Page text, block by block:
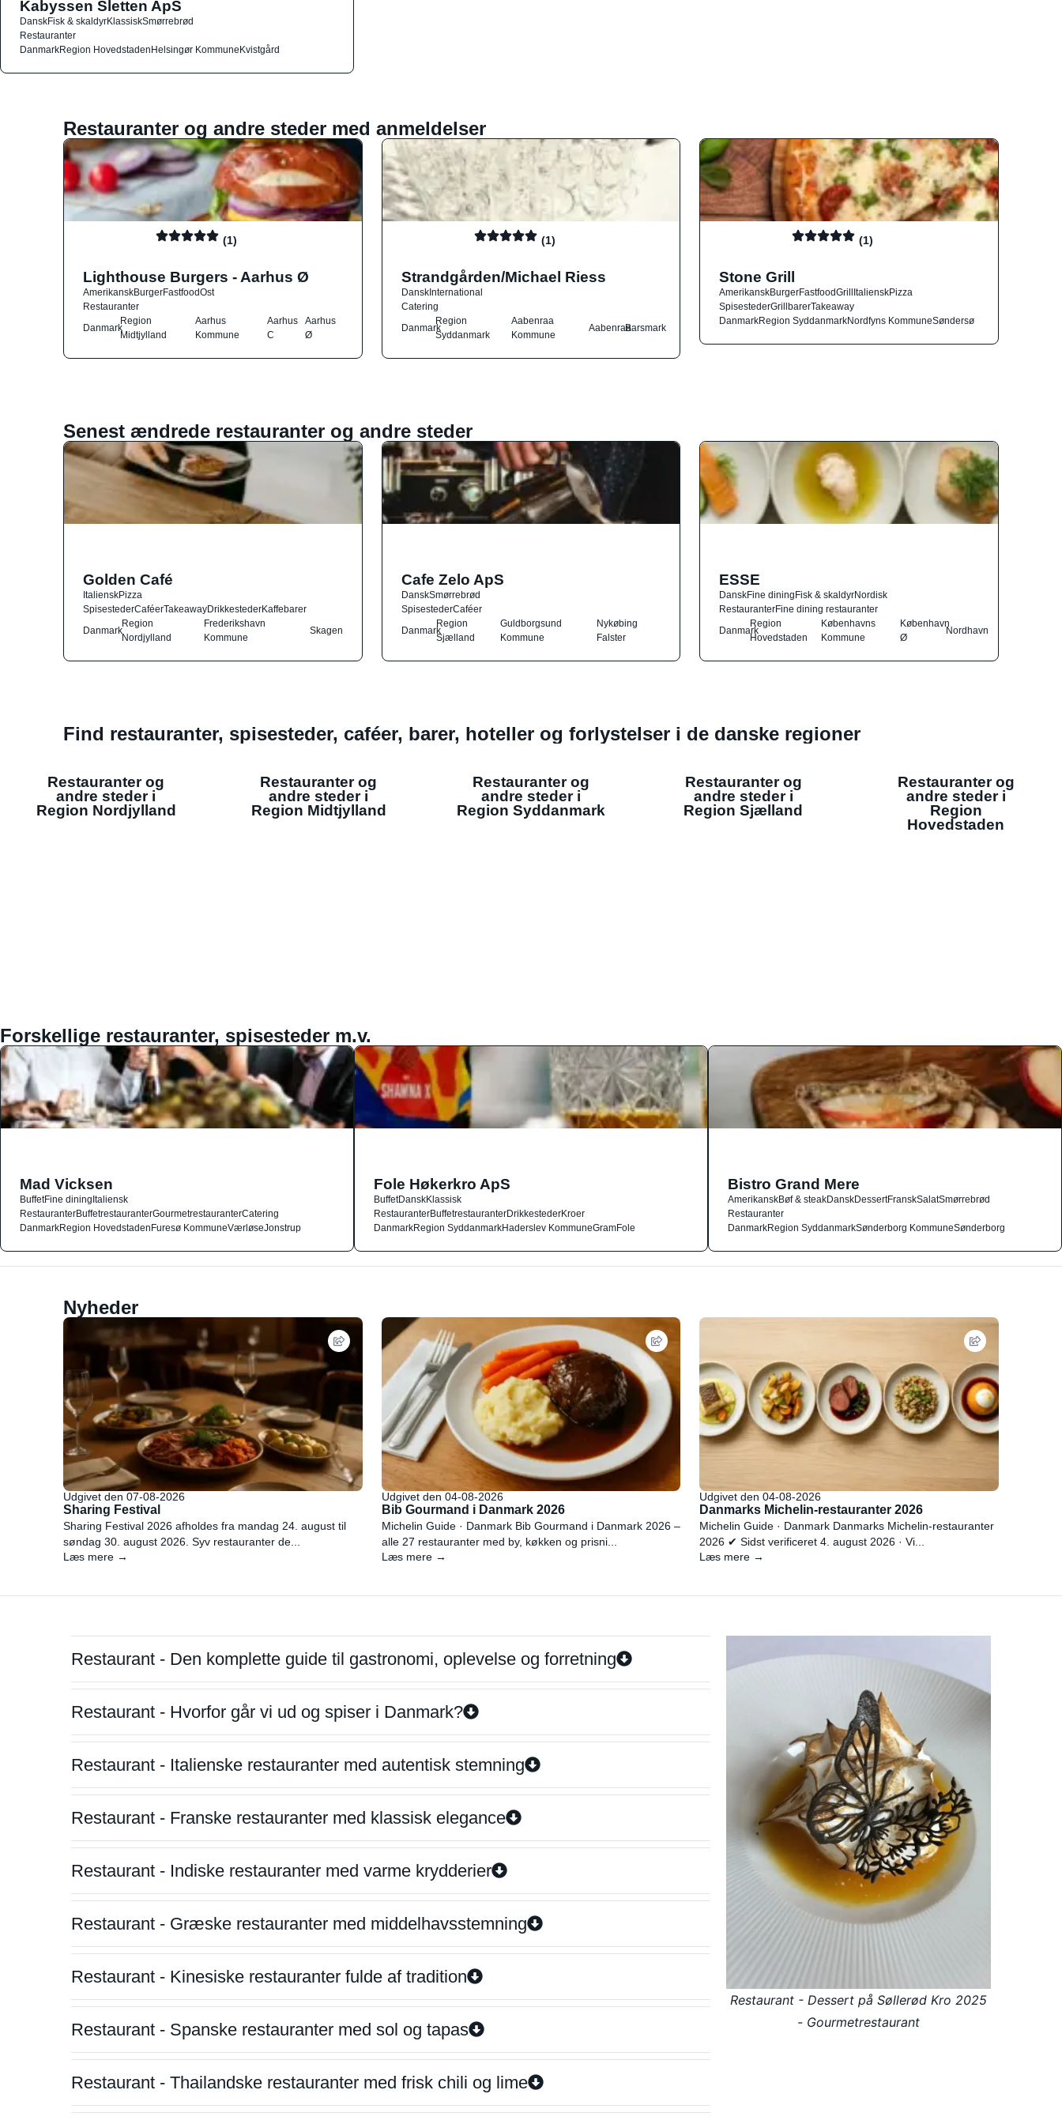
Kabyssen Sletten ApS
DanskFisk & skaldyrKlassiskSmørrebrød
Restauranter
DanmarkRegion HovedstadenHelsingør KommuneKvistgård
Restauranter og andre steder med anmeldelser
(1)
Lighthouse Burgers - Aarhus Ø
AmerikanskBurgerFastfoodOst
Restauranter
Danmark
Region
Midtjylland
Aarhus
Kommune
Aarhus
C
Aarhus
Ø
(1)
Strandgården/Michael Riess
DanskInternational
Catering
Danmark
Region
Syddanmark
Aabenraa
Kommune
AabenraaBarsmark
(1)
Stone Grill
AmerikanskBurgerFastfoodGrillItalienskPizza
SpisestederGrillbarerTakeaway
DanmarkRegion SyddanmarkNordfyns KommuneSøndersø
Senest ændrede restauranter og andre steder
Golden Café
ItalienskPizza
SpisestederCaféerTakeawayDrikkestederKaffebarer
Danmark
Region
Nordjylland
Frederikshavn
Kommune
Skagen
Cafe Zelo ApS
DanskSmørrebrød
SpisestederCaféer
Danmark
Region
Sjælland
Guldborgsund
Kommune
Nykøbing
Falster
ESSE
DanskFine diningFisk & skaldyrNordisk
RestauranterFine dining restauranter
Danmark
Region
Hovedstaden
Københavns
Kommune
København
Ø
Nordhavn
Find restauranter, spisesteder, caféer, barer, hoteller og forlystelser i de danske regioner
Restauranter og
andre steder i
Region Nordjylland
Restauranter og
andre steder i
Region Midtjylland
Restauranter og
andre steder i
Region Syddanmark
Restauranter og
andre steder i
Region Sjælland
Restauranter og
andre steder i
Region
Hovedstaden
Forskellige restauranter, spisesteder m.v.
Mad Vicksen
BuffetFine diningItaliensk
RestauranterBuffetrestauranterGourmetrestauranterCatering
DanmarkRegion HovedstadenFuresø KommuneVærløseJonstrup
Fole Høkerkro ApS
BuffetDanskKlassisk
RestauranterBuffetrestauranterDrikkestederKroer
DanmarkRegion SyddanmarkHaderslev KommuneGramFole
Bistro Grand Mere
AmerikanskBøf & steakDanskDessertFranskSalatSmørrebrød
Restauranter
DanmarkRegion SyddanmarkSønderborg KommuneSønderborg
Nyheder
Udgivet den 07-08-2026
Sharing Festival
Sharing Festival 2026 afholdes fra mandag 24. august til
søndag 30. august 2026. Syv restauranter de...
Læs mere →
Udgivet den 04-08-2026
Bib Gourmand i Danmark 2026
Michelin Guide · Danmark Bib Gourmand i Danmark 2026 –
alle 27 restauranter med by, køkken og prisni...
Læs mere →
Udgivet den 04-08-2026
Danmarks Michelin-restauranter 2026
Michelin Guide · Danmark Danmarks Michelin-restauranter
2026 ✔ Sidst verificeret 4. august 2026 · Vi...
Læs mere →
Restaurant - Den komplette guide til gastronomi, oplevelse og forretning
Restaurant - Hvorfor går vi ud og spiser i Danmark?
Restaurant - Italienske restauranter med autentisk stemning
Restaurant - Franske restauranter med klassisk elegance
Restaurant - Indiske restauranter med varme krydderier
Restaurant - Græske restauranter med middelhavsstemning
Restaurant - Kinesiske restauranter fulde af tradition
Restaurant - Spanske restauranter med sol og tapas
Restaurant - Thailandske restauranter med frisk chili og lime
Restaurant - Dessert på Søllerød Kro 2025
- Gourmetrestaurant